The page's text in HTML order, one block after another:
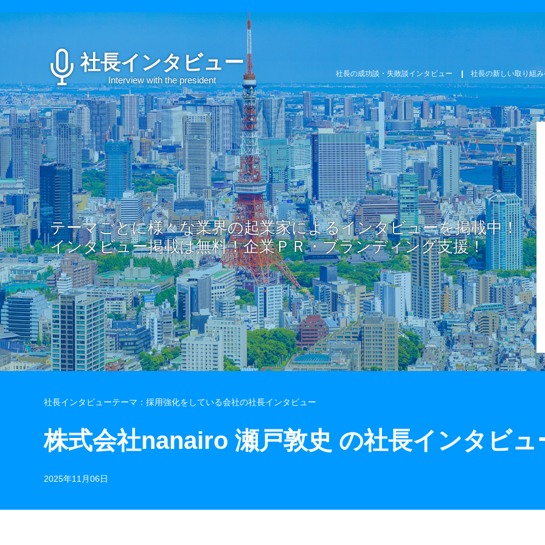
社長インタビュー
Interview with the president
社長の成功談・失敗談インタビュー 社長の新しい取り組
テーマごとに様々な業界の起業家によるインタビューを掲載中！
インタビュー掲載は無料！企業ＰＲ・ブランディング支援！
社長インタビューテーマ：採用強化をしている会社の社長インタビュー
株式会社nanairo 瀬戸敦史 の社長インタビュ
2025年11月06日